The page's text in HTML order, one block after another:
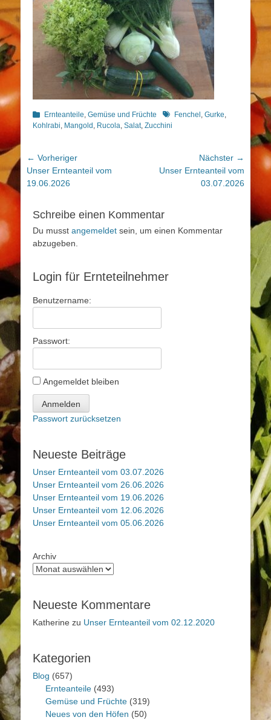
Kategorien
Ernteanteile, Gemüse und Früchte Schlagworte
Fenchel , Gurke,
Kohlrabi, Mangold , Rucola, Salat, Zucchini
Beitragsnavigation
← Vorheriger
Vorheriger
Beitrag:
Unser Ernteanteil vom
19.06.2026
Nächster →
NächsterUnser Ernteanteil vom
03.07.2026
Schreibe einen Kommentar
Du musst angemeldet sein, um einen Kommentar
abzugeben.
Login für Ernteteilnehmer
Benutzername:
Passwort:
Angemeldet bleiben
Anmelden
Passwort zurücksetzen
Neueste Beiträge
Unser Ernteanteil vom 03.07.2026
Unser Ernteanteil vom 26.06.2026
Unser Ernteanteil vom 19.06.2026
Unser Ernteanteil vom 12.06.2026
Unser Ernteanteil vom 05.06.2026
Archiv
Neueste Kommentare
Katherine zu Unser Ernteanteil vom 02.12.2020
Kategorien
Blog (657)
Ernteanteile (493)
Gemüse und Früchte (319)
Neues von den Höfen (50)